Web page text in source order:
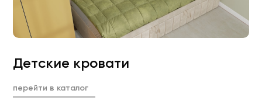
Детские кровати
перейти в каталог